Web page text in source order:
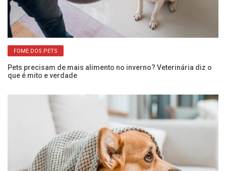
FOME DOS PETS
Pets precisam de mais alimento no inverno? Veterinária diz o
que é mito e verdade